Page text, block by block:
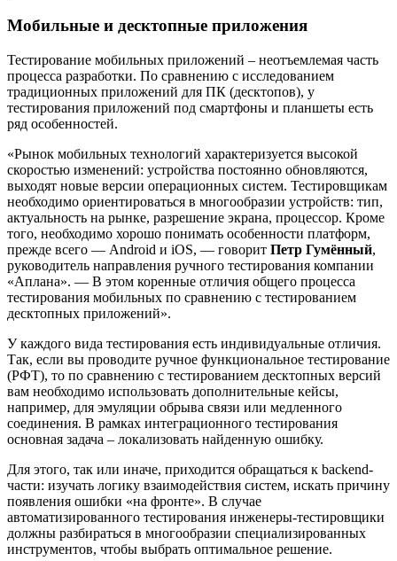
Мобильные и десктопные приложения
Тестирование мобильных приложений – неотъемлемая часть
процесса разработки. По сравнению с исследованием
традиционных приложений для ПК (десктопов), у
тестирования приложений под смартфоны и планшеты есть
ряд особенностей.
«Рынок мобильных технологий характеризуется высокой
скоростью изменений: устройства постоянно обновляются,
выходят новые версии операционных систем. Тестировщикам
необходимо ориентироваться в многообразии устройств: тип,
актуальность на рынке, разрешение экрана, процессор. Кроме
того, необходимо хорошо понимать особенности платформ,
прежде всего — Android и iOS, — говорит Петр Гумённый,
руководитель направления ручного тестирования компании
«Аплана». — В этом коренные отличия общего процесса
тестирования мобильных по сравнению с тестированием
десктопных приложений».
У каждого вида тестирования есть индивидуальные отличия.
Так, если вы проводите ручное функциональное тестирование
(РФТ), то по сравнению с тестированием десктопных версий
вам необходимо использовать дополнительные кейсы,
например, для эмуляции обрыва связи или медленного
соединения. В рамках интеграционного тестирования
основная задача – локализовать найденную ошибку.
Для этого, так или иначе, приходится обращаться к backend-
части: изучать логику взаимодействия систем, искать причину
появления ошибки «на фронте». В случае
автоматизированного тестирования инженеры-тестировщики
должны разбираться в многообразии специализированных
инструментов, чтобы выбрать оптимальное решение.